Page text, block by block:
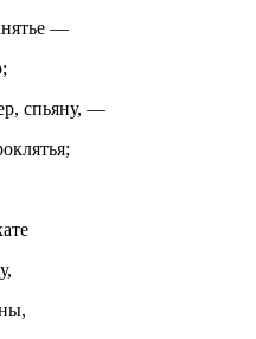
—
спьяну, —